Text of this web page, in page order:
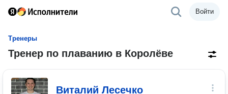
Войти
Тренеры
Тренер по плаванию в Королёве
Виталий Лесечко